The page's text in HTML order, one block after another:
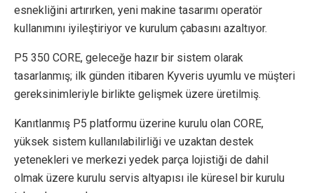
esnekliğini artırırken, yeni makine tasarımı operatör
kullanımını iyileştiriyor ve kurulum çabasını azaltıyor.
P5 350 CORE, geleceğe hazır bir sistem olarak
tasarlanmış; ilk günden itibaren Kyveris uyumlu ve müşteri
gereksinimleriyle birlikte gelişmek üzere üretilmiş.
Kanıtlanmış P5 platformu üzerine kurulu olan CORE,
yüksek sistem kullanılabilirliği ve uzaktan destek
yetenekleri ve merkezi yedek parça lojistiği de dahil
olmak üzere kurulu servis altyapısı ile küresel bir kurulu